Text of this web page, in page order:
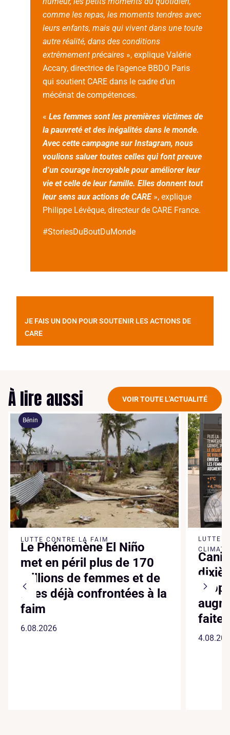
comme les repas, les moments tendres avec
leurs enfants, mais qui vivent dans une toute
autre réalité, dans des conditions
extrêmement précaires », explique Valérie
Accary, directrice de l’agence BBDO Paris
qui soutient CARE dans le cadre d’un
mécénat de compétences.
« Les femmes sont les premières victimes de
la pauvreté et des inégalités dans le monde.
Avec cette campagne sur Instagram, nous
voulions saluer toutes celles qui font preuve
d’un courage incroyable pour améliorer leur
vie et celle de leur famille. Elles donnent tout
leur sens aux actions de CARE», explique
Philippe Lévêque, directeur de CARE France.
#StoriesDuBoutDuMonde
JE FAIS UN DON POUR SOUTENIR LES ACTIONS DE
CARE
À lire aussi VOIR TOUTE L'ACTUALITÉ
Bénin
LUTTE CONTRE LA FAIM
Le Phénomène El Niño
met en péril plus de 170
millions de femmes et de
filles déjà confrontées à la
faim
6.08.2026
LUTTE